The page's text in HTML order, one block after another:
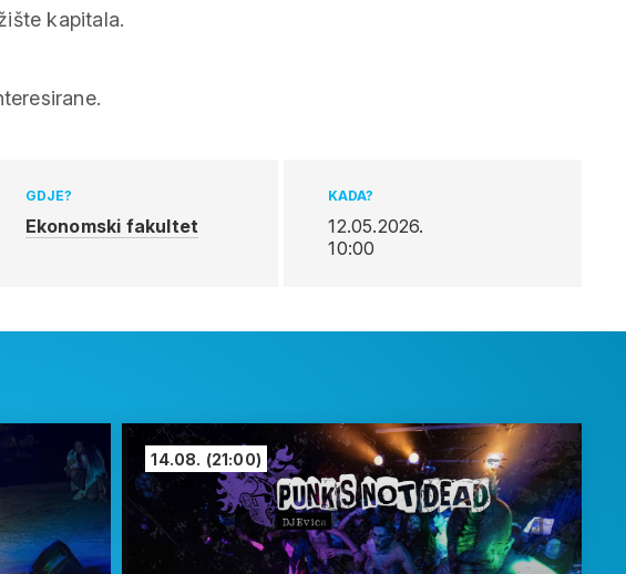
kapitala.
GDJE?
Ekonomski fakultet
KADA?
12.05.2026.
10:00
14.08. (21:00)